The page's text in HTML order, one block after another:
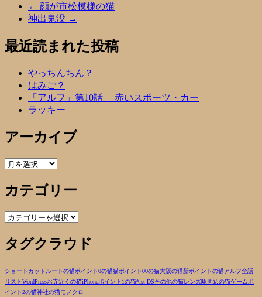
← 顔が市松模様の猫
神出鬼没 →
最近読まれた投稿
やっちんちん？
はみご？
「アルフ」第10話 赤いスポーツ・カー
ラッキー
アーカイブ
ア
カ
イ
ブ
カテゴリー
カ
ゴ
リ
タグクラウド
ショートカットルートの猫ポイント0の猫猫ポイント00の猫大阪の猫新ポイントの猫アルフ全話
リストWordPressお寺近くの猫iPhoneポイント1の猫*ist DSその他の猫レンズ駅周辺の猫ゲームポ
イント2の猫神社の猫モノクロ